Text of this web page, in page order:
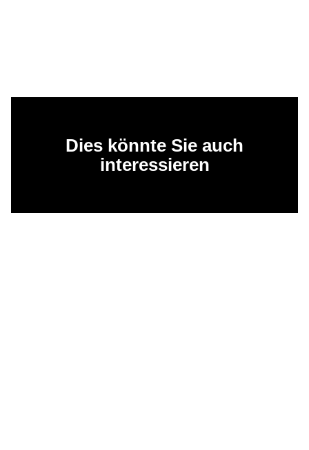
Dies könnte Sie auch
interessieren